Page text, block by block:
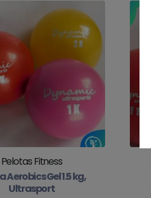
Pelotas Fitness
Aerobics Gel 1.5 kg,
Ultrasport